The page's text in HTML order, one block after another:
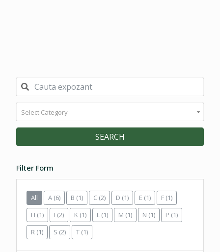
Select Category
SEARCH
Filter Form
All A (6) B (1) C (2) D (1) E (1) F (1)
H (1) I (2) K (1) L (1) M (1) N (1) P (1)
R (1) S (2) T (1)